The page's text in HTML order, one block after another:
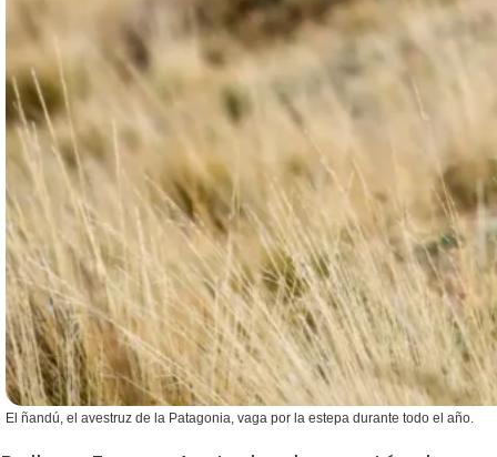
El ñandú, el avestruz de la Patagonia, vaga por la estepa durante todo el año.